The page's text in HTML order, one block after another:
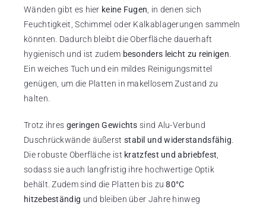
Wänden gibt es hier keine Fugen , in denen sich
Feuchtigkeit, Schimmel oder Kalkablagerungen sammeln
könnten. Dadurch bleibt die Oberfläche dauerhaft
hygienisch und ist zudem besonders leicht zu reinigen
Ein weiches Tuch und ein mildes Reinigungsmittel
genügen, um die Platten in makellosem Zustand zu
halten.
Trotz ihres geringen Gewichts sind Alu-Verbund
Duschrückwände äußerst stabil und widerstandsfähig
Die robuste Oberfläche ist kratzfest und abriebfest
sodass sie auch langfristig ihre hochwertige Optik
behält. Zudem sind die Platten bis zu80°C
hitzebeständig und bleiben über Jahre hinweg